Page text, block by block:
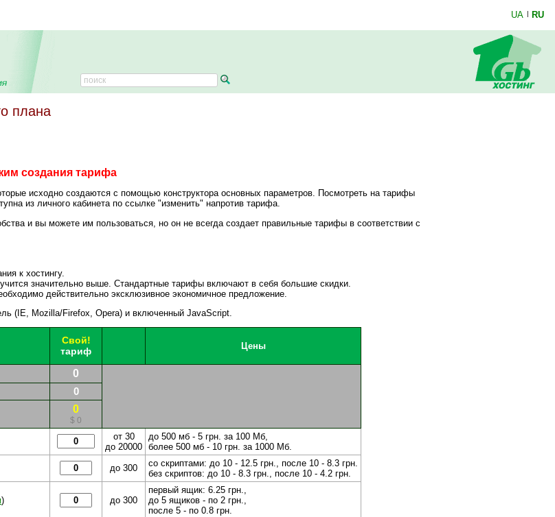
UA | RU
плана
создания тарифа
исходно создаются с помощью конструктора основных параметров. Посмотреть на тарифы
из личного кабинета по ссылке "изменить" напротив тарифа.
и вы можете им пользоваться, но он не всегда создает правильные тарифы в соответствии с
к хостингу.
значительно выше. Стандартные тарифы включают в себя большие скидки.
действительно эксклюзивное экономичное предложение.
(IE, Mozilla/Firefox, Opera) и включенный JavaScript.
Свой!
тариф
Цены
0
0
0
$ 0
от 30
до 20000
до 500 мб - 5 грн. за 100 Мб,
более 500 мб - 10 грн. за 1000 Мб.
до 300
со скриптами: до 10 - 12.5 грн., после 10 - 8.3 грн.
без скриптов: до 10 - 8.3 грн., после 10 - 4.2 грн.
) до 300
первый ящик: 6.25 грн.,
до 5 ящиков - по 2 грн.,
после 5 - по 0.8 грн.